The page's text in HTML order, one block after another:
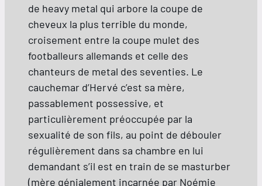
de heavy metal qui arbore la coupe de
cheveux la plus terrible du monde,
croisement entre la coupe mulet des
footballeurs allemands et celle des
chanteurs de metal des seventies. Le
cauchemar d’Hervé c’est sa mère,
passablement possessive, et
particulièrement préoccupée par la
sexualité de son fils, au point de débouler
régulièrement dans sa chambre en lui
demandant s’il est en train de se masturber
(mère génialement incarnée par Noémie